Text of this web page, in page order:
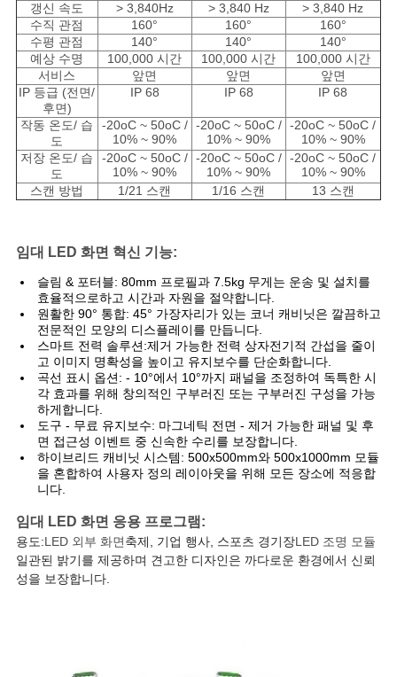
갱신 속도
> 3,840Hz > 3,840 Hz
> 3,840 Hz
수직 관점
160° 160°
160°
수평 관점
140° 140°
140°
예상 수명
100,000 시간 100,000 시간
100,000 시간
서비스
앞면 앞면
앞면
IP 등급 (전면/
후면)
IP 68 IP 68 IP 68
작동 온도/ 습
도
-20oC ~ 50oC /
10% ~ 90%
-20oC ~ 50oC /
10% ~ 90%
-20oC ~ 50oC /
10% ~ 90%
저장 온도/ 습
도
-20oC ~ 50oC /
10% ~ 90%
-20oC ~ 50oC /
10% ~ 90%
-20oC ~ 50oC /
10% ~ 90%
스캔 방법
1/21 스캔 1/16 스캔 13 스캔
임대 LED 화면 혁신 기능:
슬림 & 포터블: 80mm 프로필과 7.5kg 무게는 운송 및 설치를
효율적으로하고 시간과 자원을 절약합니다.
원활한 90° 통합: 45° 가장자리가 있는 코너 캐비닛은 깔끔하고
전문적인 모양의 디스플레이를 만듭니다.
스마트 전력 솔루션:제거 가능한 전력 상자전기적 간섭을 줄이
고 이미지 명확성을 높이고 유지보수를 단순화합니다.
곡선 표시 옵션: - 10°에서 10°까지 패널을 조정하여 독특한 시
각 효과를 위해 창의적인 구부러진 또는 구부러진 구성을 가능
하게합니다.
도구 - 무료 유지보수: 마그네틱 전면 - 제거 가능한 패널 및 후
면 접근성 이벤트 중 신속한 수리를 보장합니다.
하이브리드 캐비닛 시스템: 500x500mm와 500x1000mm 모듈
을 혼합하여 사용자 정의 레이아웃을 위해 모든 장소에 적응합
니다.
임대 LED 화면 응용 프로그램:
용도:LED 외부 화면축제, 기업 행사, 스포츠 경기장LED 조명 모듈
일관된 밝기를 제공하며 견고한 디자인은 까다로운 환경에서 신뢰
성을 보장합니다.